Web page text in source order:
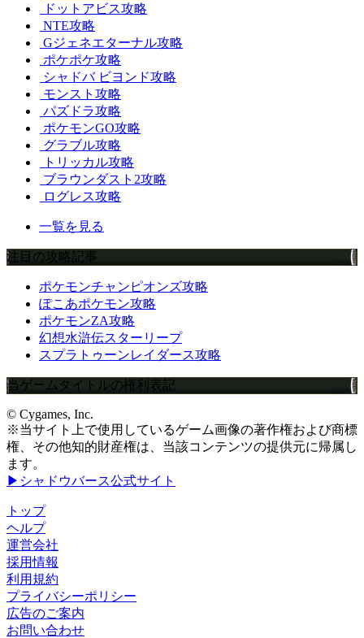
ドットアビス攻略
NTE攻略
Gジェネエターナル攻略
ポケポケ攻略
シャドバ ビヨンド攻略
モンスト攻略
パズドラ攻略
ポケモンGO攻略
グラブル攻略
トリッカル攻略
ブラウンダスト2攻略
ログレス攻略
一覧を見る
注目の攻略記事
ポケモンチャンピオンズ攻略
ぽこあポケモン攻略
ポケモンZA攻略
幻想水滸伝スターリープ
スプラトゥーンレイダース攻略
当ゲームタイトルの権利表記
© Cygames, Inc.
※当サイト上で使用しているゲーム画像の著作権および商標
権、その他知的財産権は、当該コンテンツの提供元に帰属し
ます。
▶シャドウバース公式サイト
トップ
ヘルプ
運営会社
採用情報
利用規約
プライバシーポリシー
広告のご案内
お問い合わせ